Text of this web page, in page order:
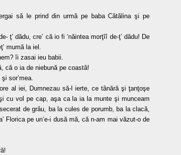
să le prind din urmă pe baba Cătălina şi pe
ţ’ dădu, cre’ că io fi ‘năintea morţîî de-ţ’ dădu! De
mumă la iel.
îi zasai ieu babii.
că o ia de niebună pe coastă!
sor’mea.
al iei, Dumnezau să-l ierte, ce tânără şi ţanţoşe
cu vol pe cap, aşa ca la ia la munte şi munceam
de grâu, ba la cules de porumb, ba la clacă,
Florica pe un’e-i dusă mă, că n-am mai văzut-o de